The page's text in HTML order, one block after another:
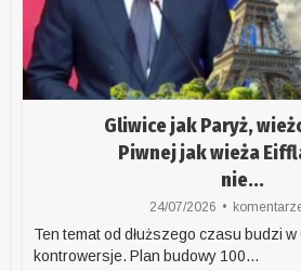
Gliwice jak Paryż,
Piwnej jak wieża
nie...
24/07/2026
Ten temat od dłuższego czasu budzi
kontrowersje. Plan budowy 100...